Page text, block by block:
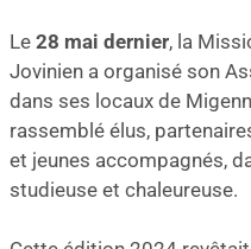
Le 28 mai dernier, la
Jovinien a organisé son
dans ses locaux de
rassemblé élus,
et jeunes accompagnés,
studieuse et chaleureuse.